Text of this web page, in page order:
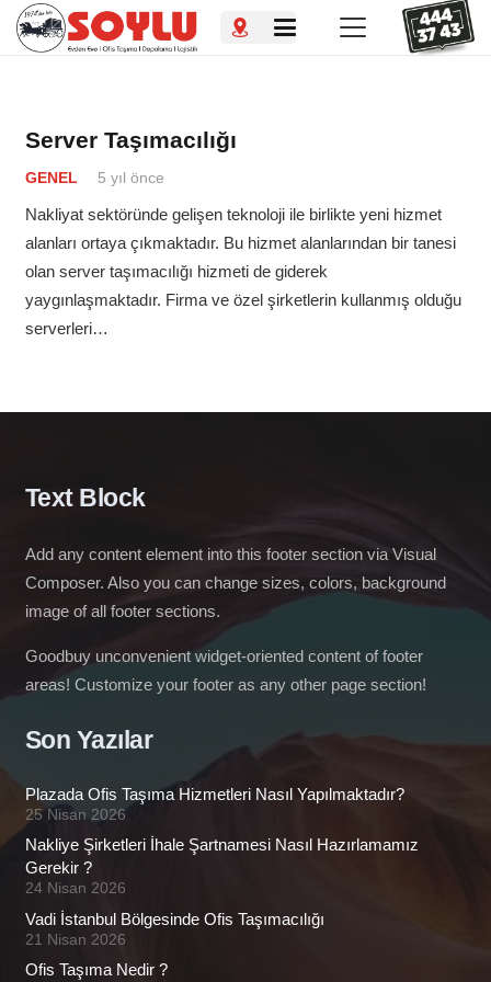
Server Taşımacılığı
GENEL 5 yıl önce
Nakliyat sektöründe gelişen teknoloji ile birlikte yeni hizmet
alanları ortaya çıkmaktadır. Bu hizmet alanlarından bir tanesi
olan server taşımacılığı hizmeti de giderek
yaygınlaşmaktadır. Firma ve özel şirketlerin kullanmış olduğu
serverleri…
Text Block
Add any content element into this footer section via Visual
Composer. Also you can change sizes, colors, background
image of all footer sections.
Goodbuy unconvenient widget-oriented content of footer
areas! Customize your footer as any other page section!
Son Yazılar
Plazada Ofis Taşıma Hizmetleri Nasıl Yapılmaktadır?
25 Nisan 2026
Nakliye Şirketleri İhale Şartnamesi Nasıl Hazırlamamız
Gerekir ?
24 Nisan 2026
Vadi İstanbul Bölgesinde Ofis Taşımacılığı
21 Nisan 2026
Ofis Taşıma Nedir ?